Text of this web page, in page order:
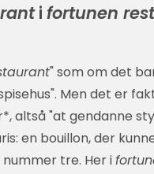
i fortunen
" som om det
Men det er
altså "at gendanne
en bouillon, der
tre. Her i